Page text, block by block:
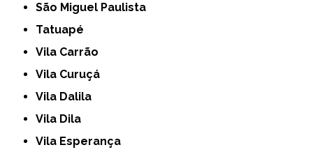
São Miguel Paulista
Tatuapé
Vila Carrão
Vila Curuçá
Vila Dalila
Vila Dila
Vila Esperança